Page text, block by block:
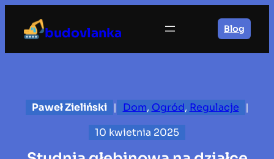
treści
budovlanka Blog
Paweł Zieliński | Dom, Ogród, Regulacje
|
10 kwietnia 2025